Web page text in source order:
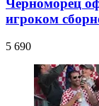
Черноморец
игроком
5 690